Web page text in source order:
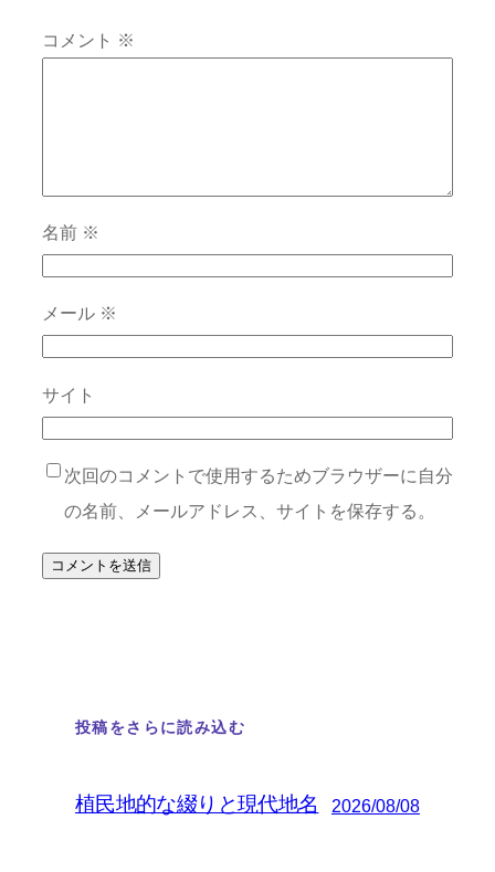
コメント ※
名前 ※
メール ※
サイト
次回のコメントで使用するためブラウザーに自分
の名前、メールアドレス、サイトを保存する。
投稿をさらに読み込む
植民地的な綴りと現代地名 2026/08/08